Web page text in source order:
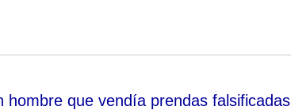
hombre que vendía prendas falsificadas